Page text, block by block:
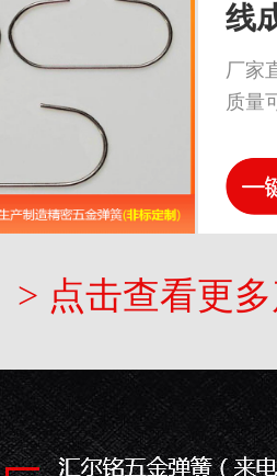
线
厂家
质量
> 点击查看更